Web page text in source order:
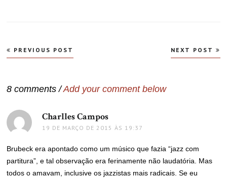
Navegação
de
PREVIOUS POST NEXT POST
8 comments /Add your comment below
Charlles Campos
19 DE MARÇO DE 2015 ÀS 19:37
Brubeck era apontado como um músico que fazia “jazz com
partitura”, e tal observação era ferinamente não laudatória. Mas
todos o amavam, inclusive os jazzistas mais radicais. Se eu